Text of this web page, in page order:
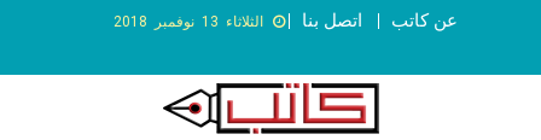
الثلاثاء 13 نوفمبر 2018 اتصل بنا عن كاتب